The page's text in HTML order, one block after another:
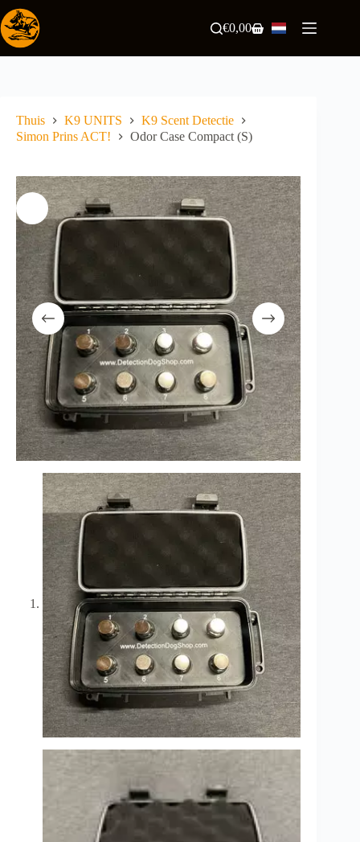
naar
de
inhoud
Winkelwagen
€0,00
Thuis K9 UNITS
K9 Scent Detectie
Simon Prins ACT!
Odor Case Compact (S)